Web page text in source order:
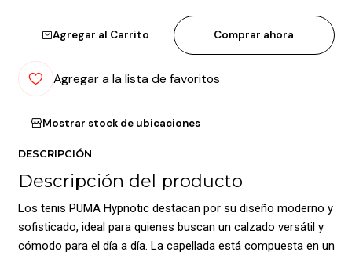
Agregar al Carrito Comprar ahora
Agregar a la lista de favoritos
Mostrar stock de ubicaciones
DESCRIPCIÓN
Descripción del producto
Los tenis PUMA Hypnotic destacan por su diseño moderno y
sofisticado, ideal para quienes buscan un calzado versátil y
cómodo para el día a día. La capellada está compuesta en un